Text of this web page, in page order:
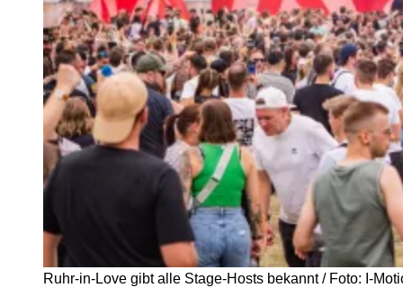
Ruhr-in-Love gibt alle Stage-Hosts bekannt / Foto: I-